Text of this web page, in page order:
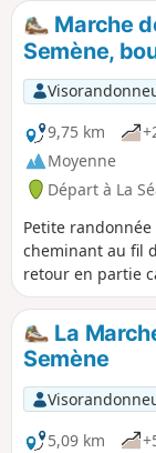
Marche
Semène,
9,75 km
Moyenne
Départ à La
Petite randonnée
cheminant au fil
retour en partie
La
Semène
5,09 km